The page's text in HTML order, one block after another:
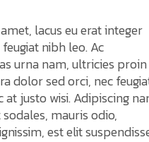
lacus eu erat integer
nibh leo. Ac
urna nam, ultricies proin
dolor sed orci, nec
at justo wisi. Adipiscing
mauris odio,
est elit